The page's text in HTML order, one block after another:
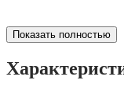
Показать полностью